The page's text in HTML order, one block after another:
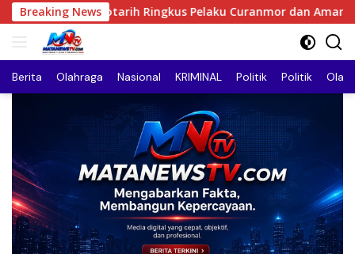
Langsung
ke
Breaking News
Ringkus Pelaku Curanmor dan Amankan Motor Curian di
Berita Olahraga Nasional KRIMINAL Politik Politik